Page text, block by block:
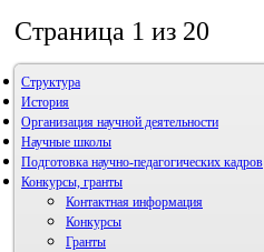
Страница 1 из 20
Структура
История
Организация научной деятельности
Научные школы
Подготовка научно-педагогических кадров
Конкурсы, гранты
Контактная информация
Конкурсы
Гранты